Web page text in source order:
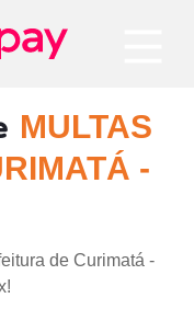
MULTAS
-
de Curimatá -